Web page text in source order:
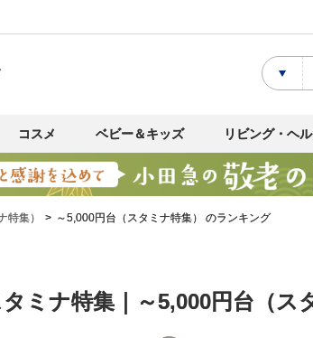
コスメ ベビー＆キッズ リビング・ヘ
特集） ～5,000円台（スタミナ特集） のランキング
ミナ特集｜～5,000円台（ス